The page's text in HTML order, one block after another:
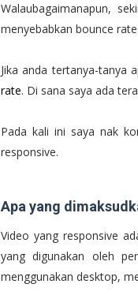
Walaubagaimanapun,
menyebabkan bounce
Jika anda tertanya-tanya
rate. Di sana saya ada
Pada kali ini saya nak
responsive.
Apa yang
Video yang responsive
yang digunakan oleh
menggunakan desktop,